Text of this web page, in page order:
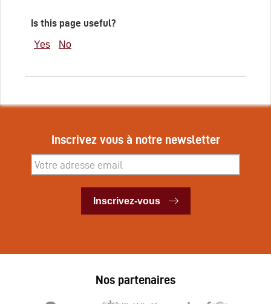
Is this page useful?
Yes No
Inscrivez vous à notre newsletter
Inscrivez-vous
Inscrivez-vous
Nos partenaires